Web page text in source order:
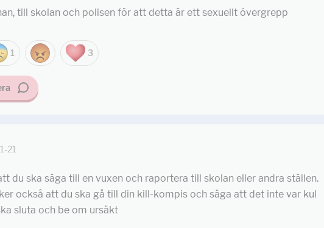
till skolan och polisen för att detta är ett sexuellt övergrepp
1 3
21
du ska säga till en vuxen och raportera till skolan eller andra ställen.
också att du ska gå till din kill-kompis och säga att det inte var kul
sluta och be om ursäkt